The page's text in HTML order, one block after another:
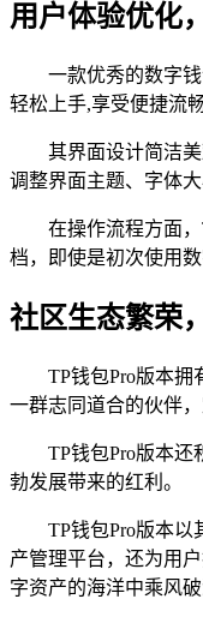
用户体验优化
一款优秀的数字
轻松上手,享受便捷流
其界面设计简洁
调整界面主题、字体
在操作流程方面
档，即使是初次使用
社区生态繁荣
TP钱包Pro版本
一群志同道合的伙伴
TP钱包Pro版本
勃发展带来的红利。
TP钱包Pro版本
产管理平台，还为用
字资产的海洋中乘风